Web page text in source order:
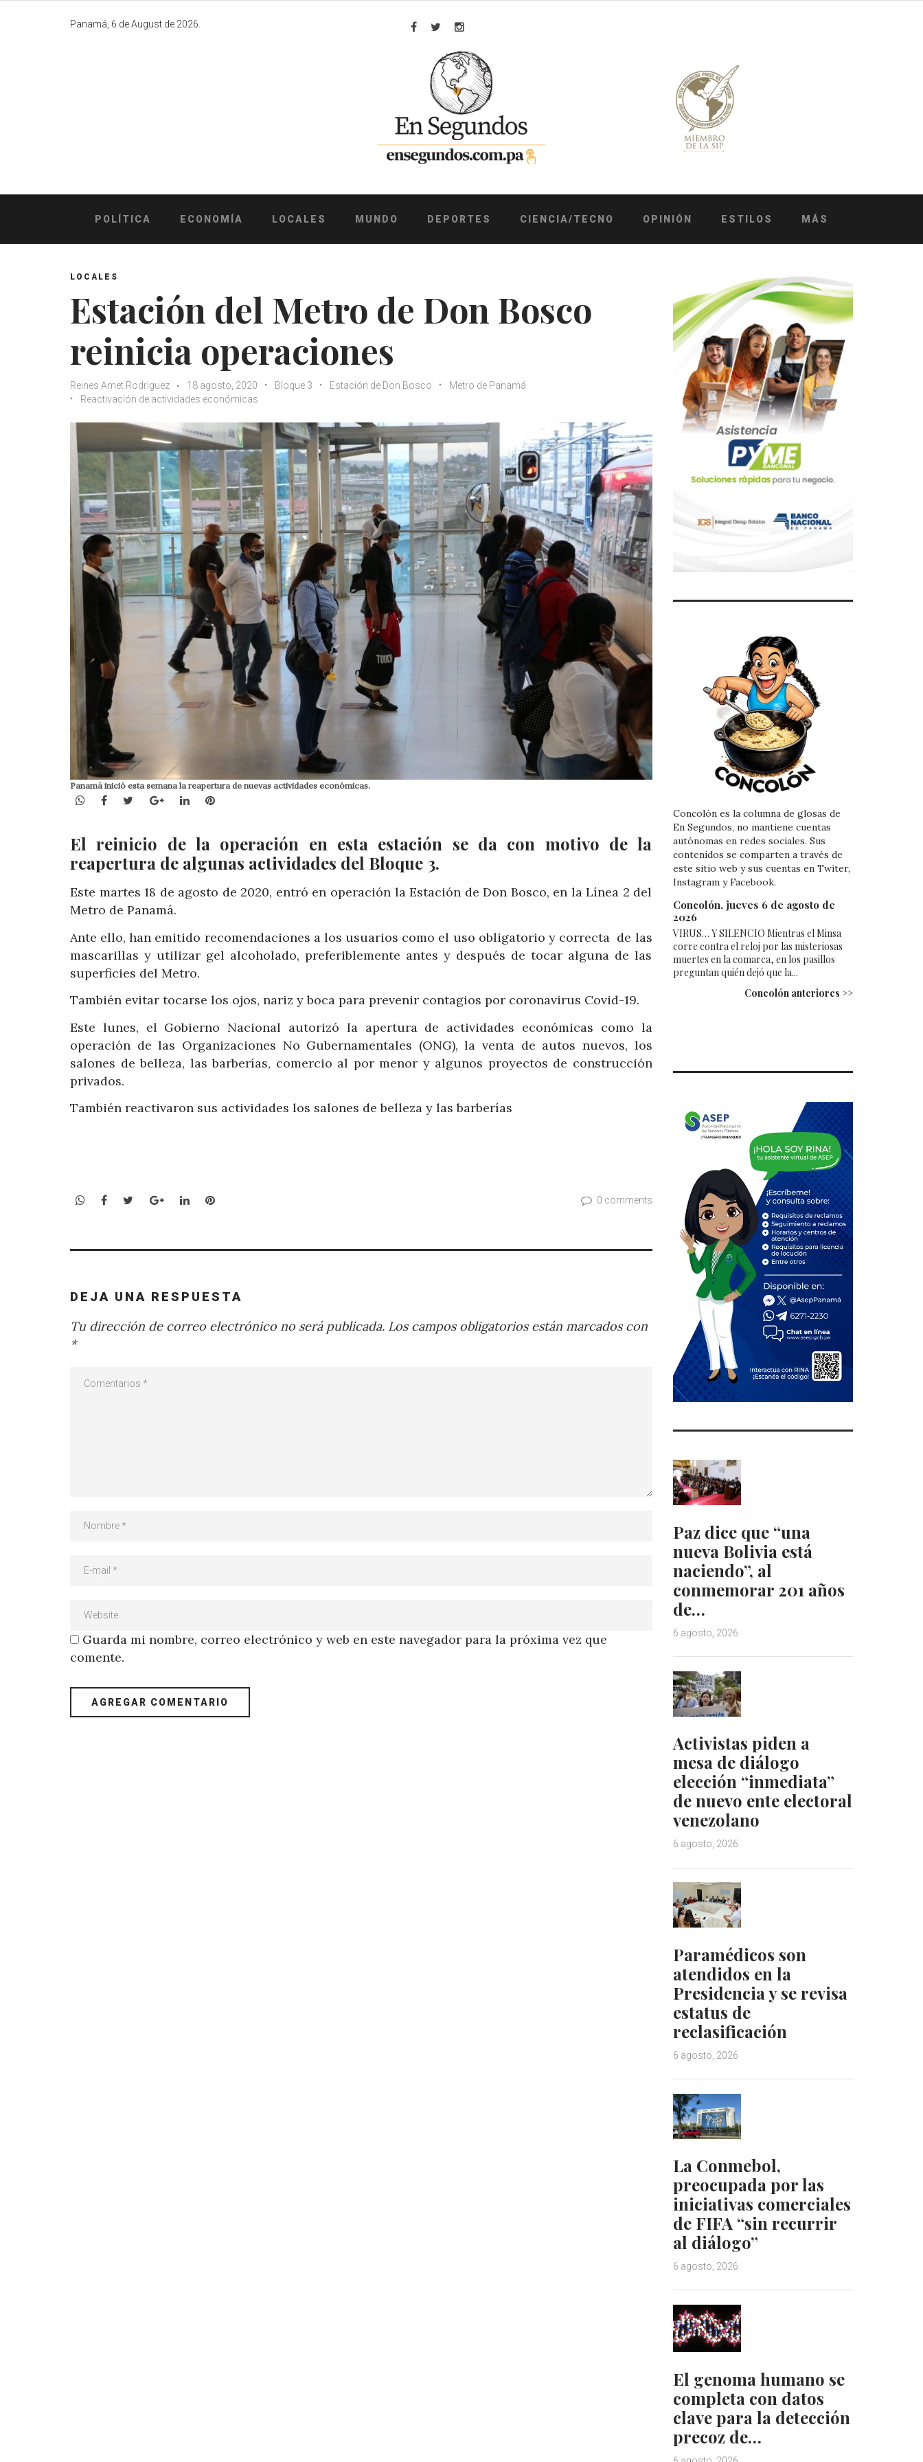
Panamá, 6 de August de 2026.
Facebook
TwitterInstagram
POLÍTICA ECONOMÍA LOCALES MUNDO DEPORTES CIENCIA/TECNO OPINIÓN ESTILOS MÁS
LOCALES
Estación del Metro de Don Bosco
reinicia operaciones
Reines Amet Rodriguez 18 agosto, 2020 Bloque 3 Estación de Don Bosco
Metro de Panamá
Reactivación de actividades económicas
Panamá inició esta semana la reapertura de nuevas actividades económicas.
WhatsApp
Facebook
TwitterGoogle+LinkedInPinterest
El reinicio de la operación en esta estación se da con motivo de la
reapertura de algunas actividades del Bloque 3.
Este martes 18 de agosto de 2020, entró en operación la Estación de Don Bosco, en la Línea 2 del
Metro de Panamá.
Ante ello, han emitido recomendaciones a los usuarios como el uso obligatorio y correcta de las
mascarillas y utilizar gel alcoholado, preferiblemente antes y después de tocar alguna de las
superficies del Metro.
También evitar tocarse los ojos, nariz y boca para prevenir contagios por coronavirus Covid-19.
Este lunes, el Gobierno Nacional autorizó la apertura de actividades económicas como la
operación de las Organizaciones No Gubernamentales (ONG), la venta de autos nuevos, los
salones de belleza, las barberías, comercio al por menor y algunos proyectos de construcción
privados.
También reactivaron sus actividades los salones de belleza y las barberías
WhatsApp
Facebook
TwitterGoogle+LinkedInPinterest 0 comments
DEJA UNA RESPUESTA
Tu dirección de correo electrónico no será publicada. Los campos obligatorios están marcados con
*
Guarda mi nombre, correo electrónico y web en este navegador para la próxima vez que
comente.
Concolón es la columna de glosas de
En Segundos, no mantiene cuentas
autónomas en redes sociales. Sus
contenidos se comparten a través de
este sitio web y sus cuentas en Twiter,
Instagram y Facebook.
Concolón, jueves 6 de agosto de
2026
VIRUS… Y SILENCIO Mientras el Minsa
corre contra el reloj por las misteriosas
muertes en la comarca, en los pasillos
preguntan quién dejó que la...
Concolón anteriores >>
Paz dice que “una
nueva Bolivia está
naciendo”, al
conmemorar 201 años
de…
6 agosto, 2026
Activistas piden a
mesa de diálogo
elección “inmediata”
de nuevo ente electoral
venezolano
6 agosto, 2026
Paramédicos son
atendidos en la
Presidencia y se revisa
estatus de
reclasificación
6 agosto, 2026
La Conmebol,
preocupada por las
iniciativas comerciales
de FIFA “sin recurrir
al diálogo”
6 agosto, 2026
El genoma humano se
completa con datos
clave para la detección
precoz de…